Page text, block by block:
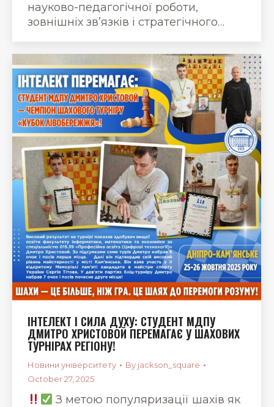
науково-педагогічної роботи,
зовнішніх зв’язків і стратегічного…
ІНТЕЛЕКТ І СИЛА ДУХУ: СТУДЕНТ МДПУ
ДМИТРО ХРИСТОВОЙ ПЕРЕМАГАЄ У ШАХОВИХ
ТУРНІРАХ РЕГІОНУ!
Новини університету By jackson_square
October 27, 2025
З метою популяризації шахів як